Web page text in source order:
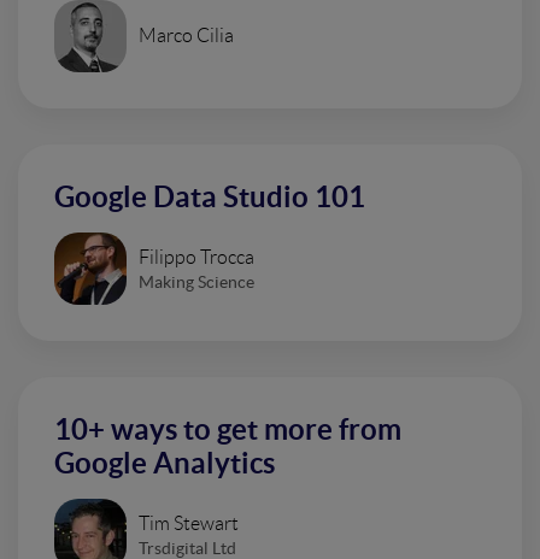
Marco Cilia
Google Data Studio 101
Filippo Trocca
Making Science
10+ ways to get more from
Google Analytics
Tim Stewart
Trsdigital Ltd